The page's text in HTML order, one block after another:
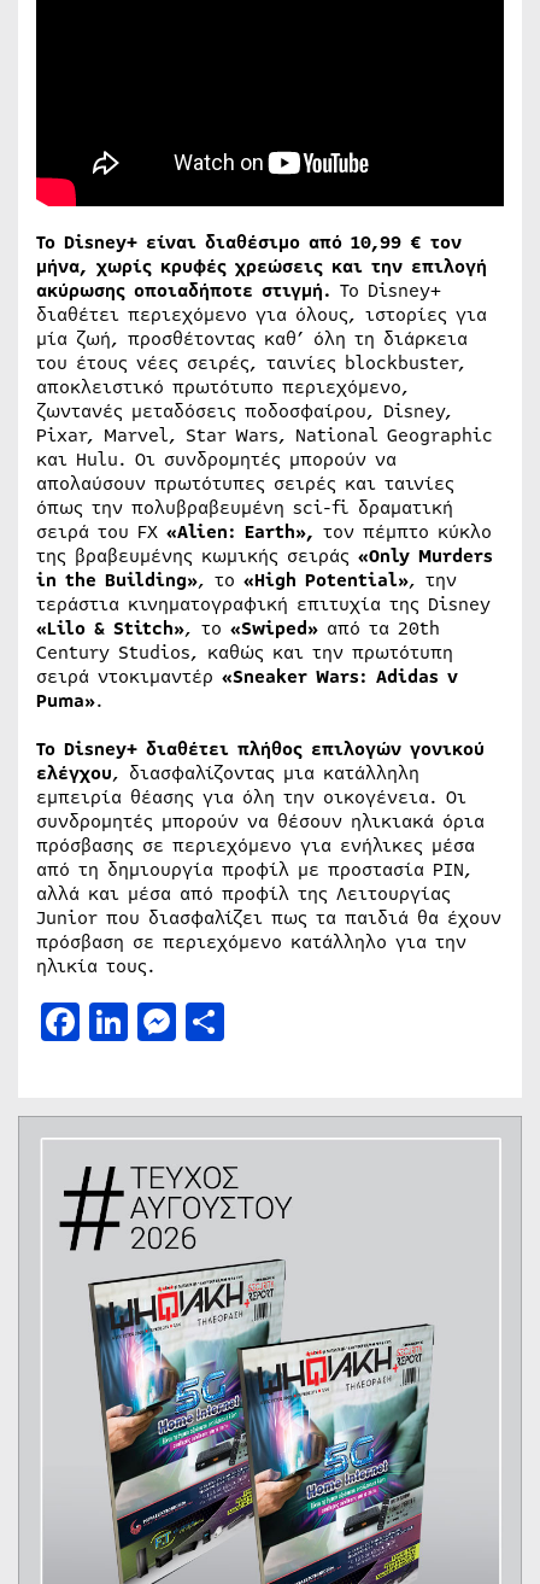
Το Disney+ είναι διαθέσιμο από 10,99 € τον
μήνα, χωρίς κρυφές χρεώσεις και την επιλογή
ακύρωσης οποιαδήποτε στιγμή. Το Disney+
διαθέτει περιεχόμενο για όλους, ιστορίες για
μία ζωή, προσθέτοντας καθ’ όλη τη διάρκεια
του έτους νέες σειρές, ταινίες blockbuster,
αποκλειστικό πρωτότυπο περιεχόμενο,
ζωντανές μεταδόσεις ποδοσφαίρου, Disney,
Pixar, Marvel, Star Wars, National Geographic
και Hulu. Οι συνδρομητές μπορούν να
απολαύσουν πρωτότυπες σειρές και ταινίες
όπως την πολυβραβευμένη sci-fi δραματική
σειρά του FX «Alien: Earth», τον πέμπτο κύκλο
της βραβευμένης κωμικής σειράς «Only Murders
in the Building», το «High Potential», την
τεράστια κινηματογραφική επιτυχία της Disney
«Lilo & Stitch», το «Swiped» από τα 20th
Century Studios, καθώς και την πρωτότυπη
σειρά ντοκιμαντέρ «Sneaker Wars: Adidas v
Puma».
Το Disney+ διαθέτει πλήθος επιλογών γονικού
ελέγχου, διασφαλίζοντας μια κατάλληλη
εμπειρία θέασης για όλη την οικογένεια. Οι
συνδρομητές μπορούν να θέσουν ηλικιακά όρια
πρόσβασης σε περιεχόμενο για ενήλικες μέσα
από τη δημιουργία προφίλ με προστασία PIN,
αλλά και μέσα από προφίλ της Λειτουργίας
Junior που διασφαλίζει πως τα παιδιά θα έχουν
πρόσβαση σε περιεχόμενο κατάλληλο για την
ηλικία τους.
Facebook
LinkedIn
Messenger